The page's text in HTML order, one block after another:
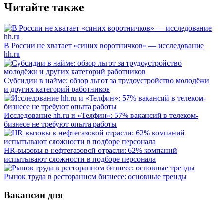
Читайте также
В России не хватает «синих воротничков» — исследование
hh.ru
Субсидии в найме: обзор льгот за трудоустройство молодёжи
и других категорий работников
Исследование hh.ru и «Телфин»: 57% вакансий в телеком-
бизнесе не требуют опыта работы
HR-вызовы в нефтегазовой отрасли: 62% компаний
испытывают сложности в подборе персонала
Рынок труда в ресторанном бизнесе: основные тренды
Вакансии дня